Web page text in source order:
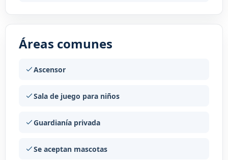
Áreas comunes
Ascensor
Sala de juego para niños
Guardianía privada
Se aceptan mascotas